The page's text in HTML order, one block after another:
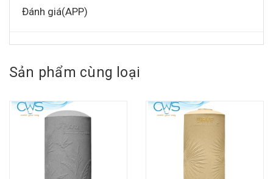
Đánh giá(APP)
Sản phẩm cùng loại